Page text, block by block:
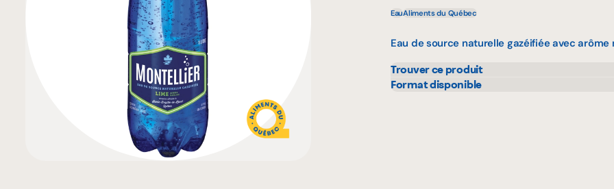
EauAliments du Québec
Eau de source naturelle gazéifiée avec
Trouver ce produit
Bonichoix
Format disponible